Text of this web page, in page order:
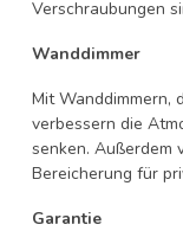
Verschraubungen
Wanddimmer
Mit Wanddimmern,
verbessern die
senken. Außerdem
Bereicherung für
Garantie